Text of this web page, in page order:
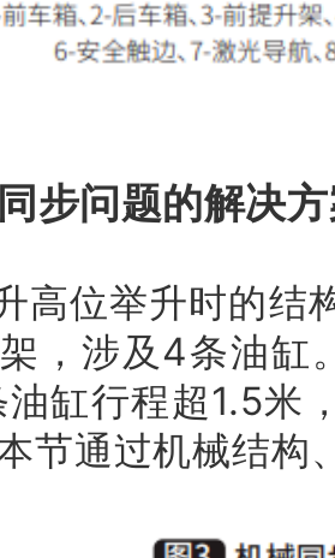
步问题的解决
高位举升时的结
，涉及4条油缸
油缸行程超1.5米
节通过机械结构